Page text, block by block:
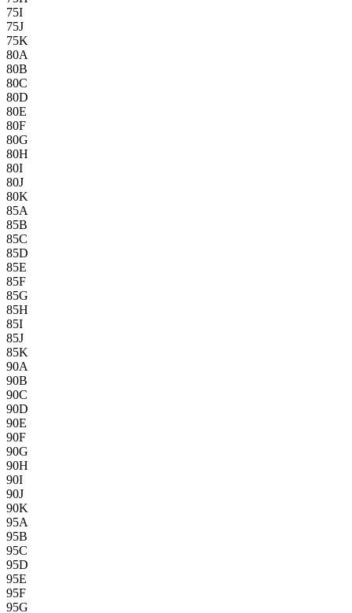
75I
75J
75K
80A
80B
80C
80D
80E
80F
80G
80H
80I
80J
80K
85A
85B
85C
85D
85E
85F
85G
85H
85I
85J
85K
90A
90B
90C
90D
90E
90F
90G
90H
90I
90J
90K
95A
95B
95C
95D
95E
95F
95G